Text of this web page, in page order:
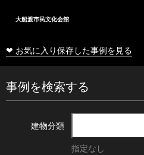
大船渡市民文化会館
❤ お気に入り保存した事例を見る
事例を検索する
建物分類
指定なし